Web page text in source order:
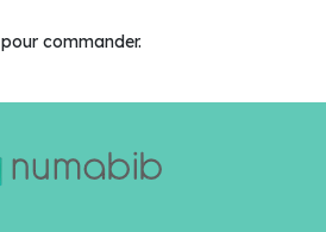
pour commander.